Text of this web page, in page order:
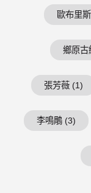
歐布里
鄉原古
張芳薇 (1)
李鳴鵰 (3)